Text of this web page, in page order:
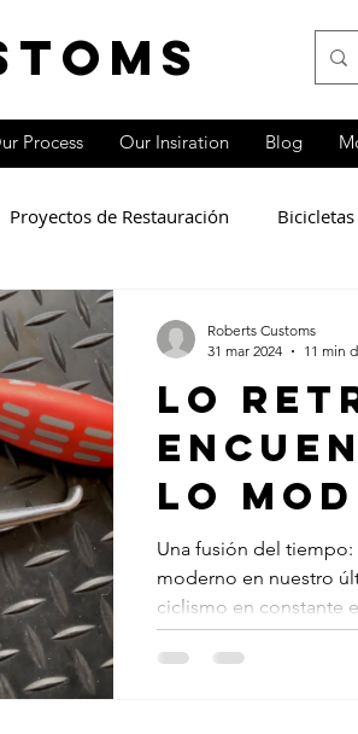
Process Our Insiration Blog
Proyectos de Restauración
de bicicleta
Lo
lo
Compe
Una fusión del
moderno en nuestro
ciclismo en constante
Roberts Customs
31 mar 2024
11 min